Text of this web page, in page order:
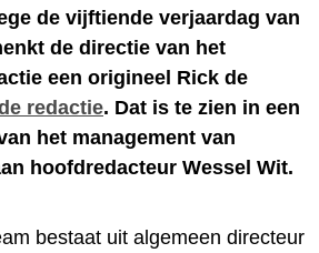
de vijftiende verjaardag van
de directie van het
een origineel Rick de
redactie. Dat is te zien in een
het management van
hoofdredacteur Wessel Wit.
bestaat uit algemeen directeur